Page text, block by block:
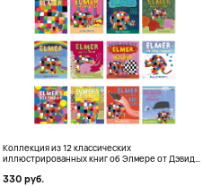
Коллекция из 12 классических
иллюстрированных книг об Элмере от Дэвида
330 руб.